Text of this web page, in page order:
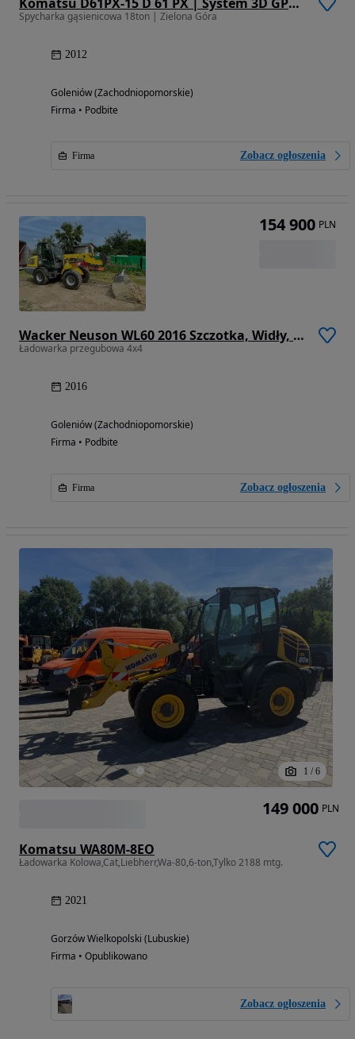
Spycharka gąsienicowa 18ton | Zielona Góra
2012
Goleniów (Zachodniopomorskie)
Firma • Podbite
Firma Zobacz ogłoszenia
Wacker Neuson WL60 2016 Szczotka, Widły, Łyżka
Ładowarka przegubowa 4x4
2016
Goleniów (Zachodniopomorskie)
Firma • Podbite
Firma Zobacz ogłoszenia
154 900 PLN
1 / 6
Komatsu WA80M-8EO
Ładowarka Kolowa,Cat,Liebherr,Wa-80,6-ton,Tylko 2188 mtg.
2021
Gorzów Wielkopolski (Lubuskie)
Firma • Opublikowano
Zobacz ogłoszenia
149 000 PLN